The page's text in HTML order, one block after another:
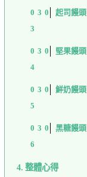
起司饅頭
堅果饅頭
鮮奶饅頭
黑糖饅頭
整體心得